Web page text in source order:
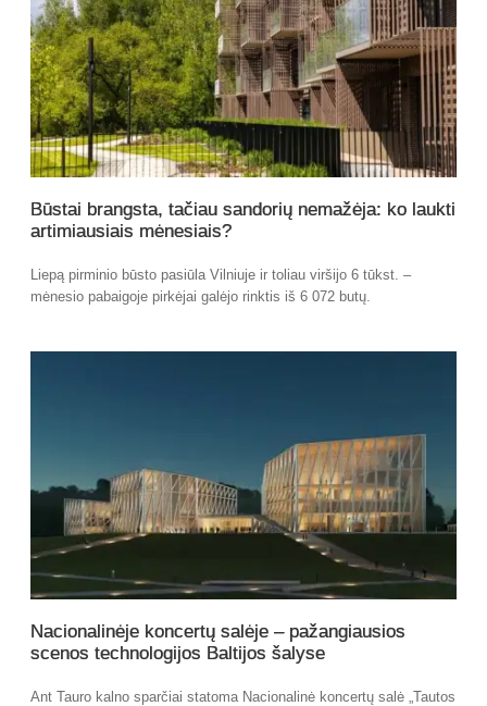
Būstai brangsta, tačiau sandorių nemažėja: ko laukti
artimiausiais mėnesiais?
Liepą pirminio būsto pasiūla Vilniuje ir toliau viršijo 6 tūkst. –
mėnesio pabaigoje pirkėjai galėjo rinktis iš 6 072 butų.
Nacionalinėje koncertų salėje – pažangiausios
scenos technologijos Baltijos šalyse
Ant Tauro kalno sparčiai statoma Nacionalinė koncertų salė „Tautos